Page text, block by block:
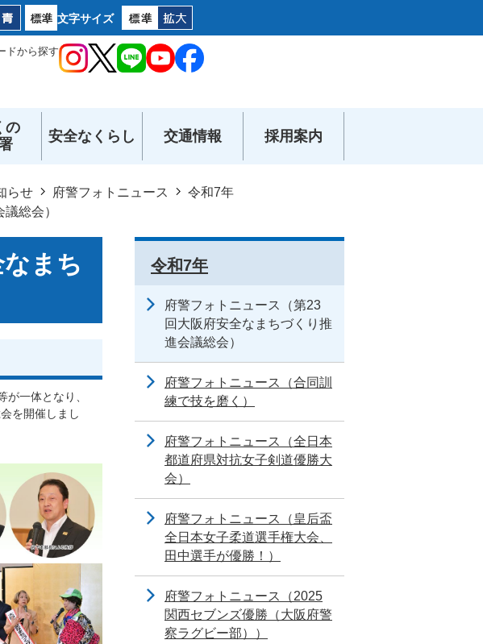
文字サイズ
ドから探す
の
安全なくらし 交通情報 採用案内
らせ 府警フォトニュース
令和7年
総会）
まち
一体となり、
を開催しまし
令和7年
府警フォトニュース（第23
回大阪府安全なまちづくり推
進会議総会）
府警フォトニュース（合同訓
練で技を磨く）
府警フォトニュース（全日本
都道府県対抗女子剣道優勝大
会）
府警フォトニュース（皇后盃
全日本女子柔道選手権大会、
田中選手が優勝！）
府警フォトニュース（2025
関西セブンズ優勝（大阪府警
察ラグビー部））